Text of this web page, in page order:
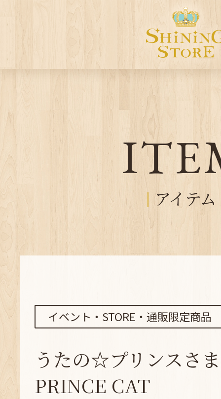
アイテム
イベント・STORE・通販限定商品
うたの☆プリンスさ
PRINCE CAT